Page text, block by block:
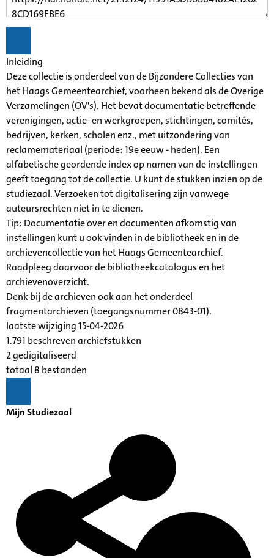
Inleiding
Deze collectie is onderdeel van de Bijzondere Collecties van
het Haags Gemeentearchief, voorheen bekend als de Overige
Verzamelingen (OV's). Het bevat documentatie betreffende
verenigingen, actie- en werkgroepen, stichtingen, comités,
bedrijven, kerken, scholen enz., met uitzondering van
reclamemateriaal (periode: 19e eeuw - heden). Een
alfabetische geordende index op namen van de instellingen
geeft toegang tot de collectie. U kunt de stukken inzien op de
studiezaal. Verzoeken tot digitalisering zijn vanwege
auteursrechten niet in te dienen.
Tip: Documentatie over en documenten afkomstig van
instellingen kunt u ook vinden in de bibliotheek en in de
archievencollectie van het Haags Gemeentearchief.
Raadpleeg daarvoor de bibliotheekcatalogus en het
archievenoverzicht.
Denk bij de archieven ook aan het onderdeel
fragmentarchieven (toegangsnummer 0843-01).
laatste wijziging 15-04-2026
1.791 beschreven archiefstukken
2 gedigitaliseerd
totaal 8 bestanden
Mijn Studiezaal